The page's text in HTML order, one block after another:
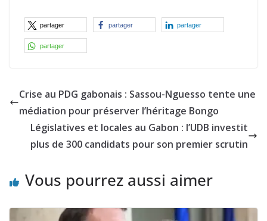
partager partager partager
partager
Crise au PDG gabonais : Sassou-Nguesso tente une
médiation pour préserver l’héritage Bongo
Législatives et locales au Gabon : l’UDB investit
plus de 300 candidats pour son premier scrutin
Vous pourrez aussi aimer